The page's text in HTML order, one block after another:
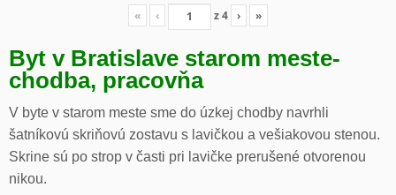
« ‹ z4 › »
Byt v Bratislave starom meste-
chodba, pracovňa
V byte v starom meste sme do úzkej chodby navrhli
šatníkovú skriňovú zostavu s lavičkou a vešiakovou stenou.
Skrine sú po strop v časti pri lavičke prerušené otvorenou
nikou.